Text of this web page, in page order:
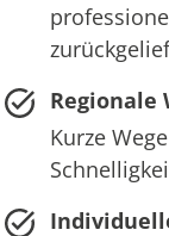
Regionale
Kurze